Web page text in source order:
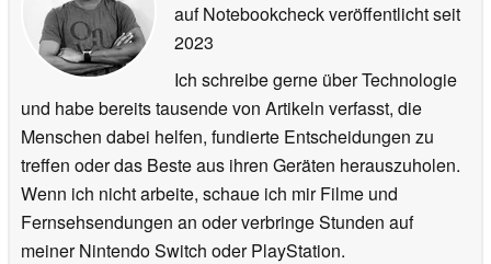
auf Notebookcheck veröffentlichtseit
2023
Ich schreibe gerne über Technologie
und habe bereits tausende von Artikeln verfasst, die
Menschen dabei helfen, fundierte Entscheidungen zu
treffen oder das Beste aus ihren Geräten herauszuholen.
Wenn ich nicht arbeite, schaue ich mir Filme und
Fernsehsendungen an oder verbringe Stunden auf
meiner Nintendo Switch oder PlayStation.